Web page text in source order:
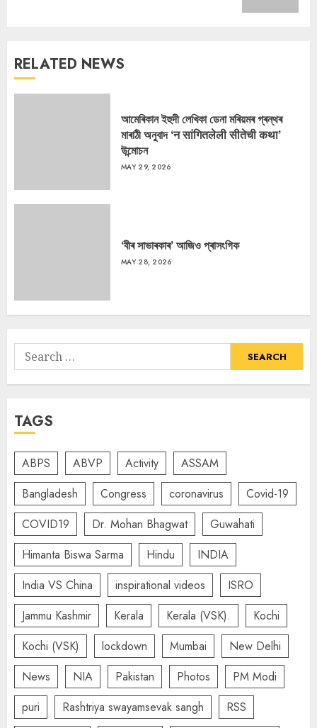
RELATED NEWS
আমেৰিকান ইহুদী লেখিকা ডেনা মৰিয়মৰ গ্ৰন্থৰ
মাৰাঠী অনুবাদ ‘न सांगितलेली सीतेची कथा’
উন্মোচন
MAY 29, 2026
‘বীৰ সাভাৰকাৰ’ আজিও প্ৰাসংগিক
MAY 28, 2026
Search
for:
TAGS
ABPS ABVP Activity
ASSAM
Bangladesh
Congress coronavirus
Covid-19
COVID19
Dr. Mohan Bhagwat
Guwahati
Himanta Biswa Sarma
Hindu
INDIA
India VS China
inspirational videos
ISRO
Jammu Kashmir
Kerala Kerala (VSK).
Kochi
Kochi (VSK)
lockdown Mumbai
New Delhi
News
NIA Pakistan Photos
PM Modi
puri
Rashtriya swayamsevak sangh
RSS